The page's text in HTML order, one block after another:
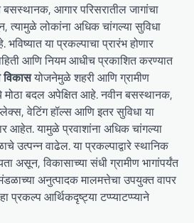
आगार परिसरातील जागांचा
त्यामुळे लोकांना अधिक चांगल्या सुविधा
या प्रकल्पाचा प्रारंभ होणार
आणि नियम आधीच प्रकाशित करण्यात
विकासयोजनेमुळे शहरी आणि ग्रामीण
मोठा बदल अपेक्षित आहे. नवीन बसस्थानक,
वेटिंग हॉल्स आणि इतर सुविधा या
आहेत. यामुळे प्रवाशांना अधिक चांगल्या
उत्पन्न वाढेल. या प्रकल्पाद्वारे स्थानिक
असून, विकासाच्या संधी ग्रामीण भागांपर्यंत
अनुत्पादक मालमत्तेचा उपयुक्त वापर
प्रकल्प आर्थिकदृष्ट्या टप्प्याटप्प्याने